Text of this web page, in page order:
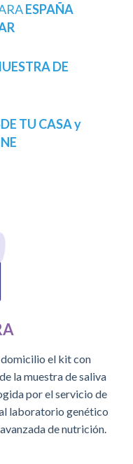
ESPAÑA
DE
TU CASA y
el kit con
la muestra de saliva
por el servicio de
laboratorio genético
de nutrición.